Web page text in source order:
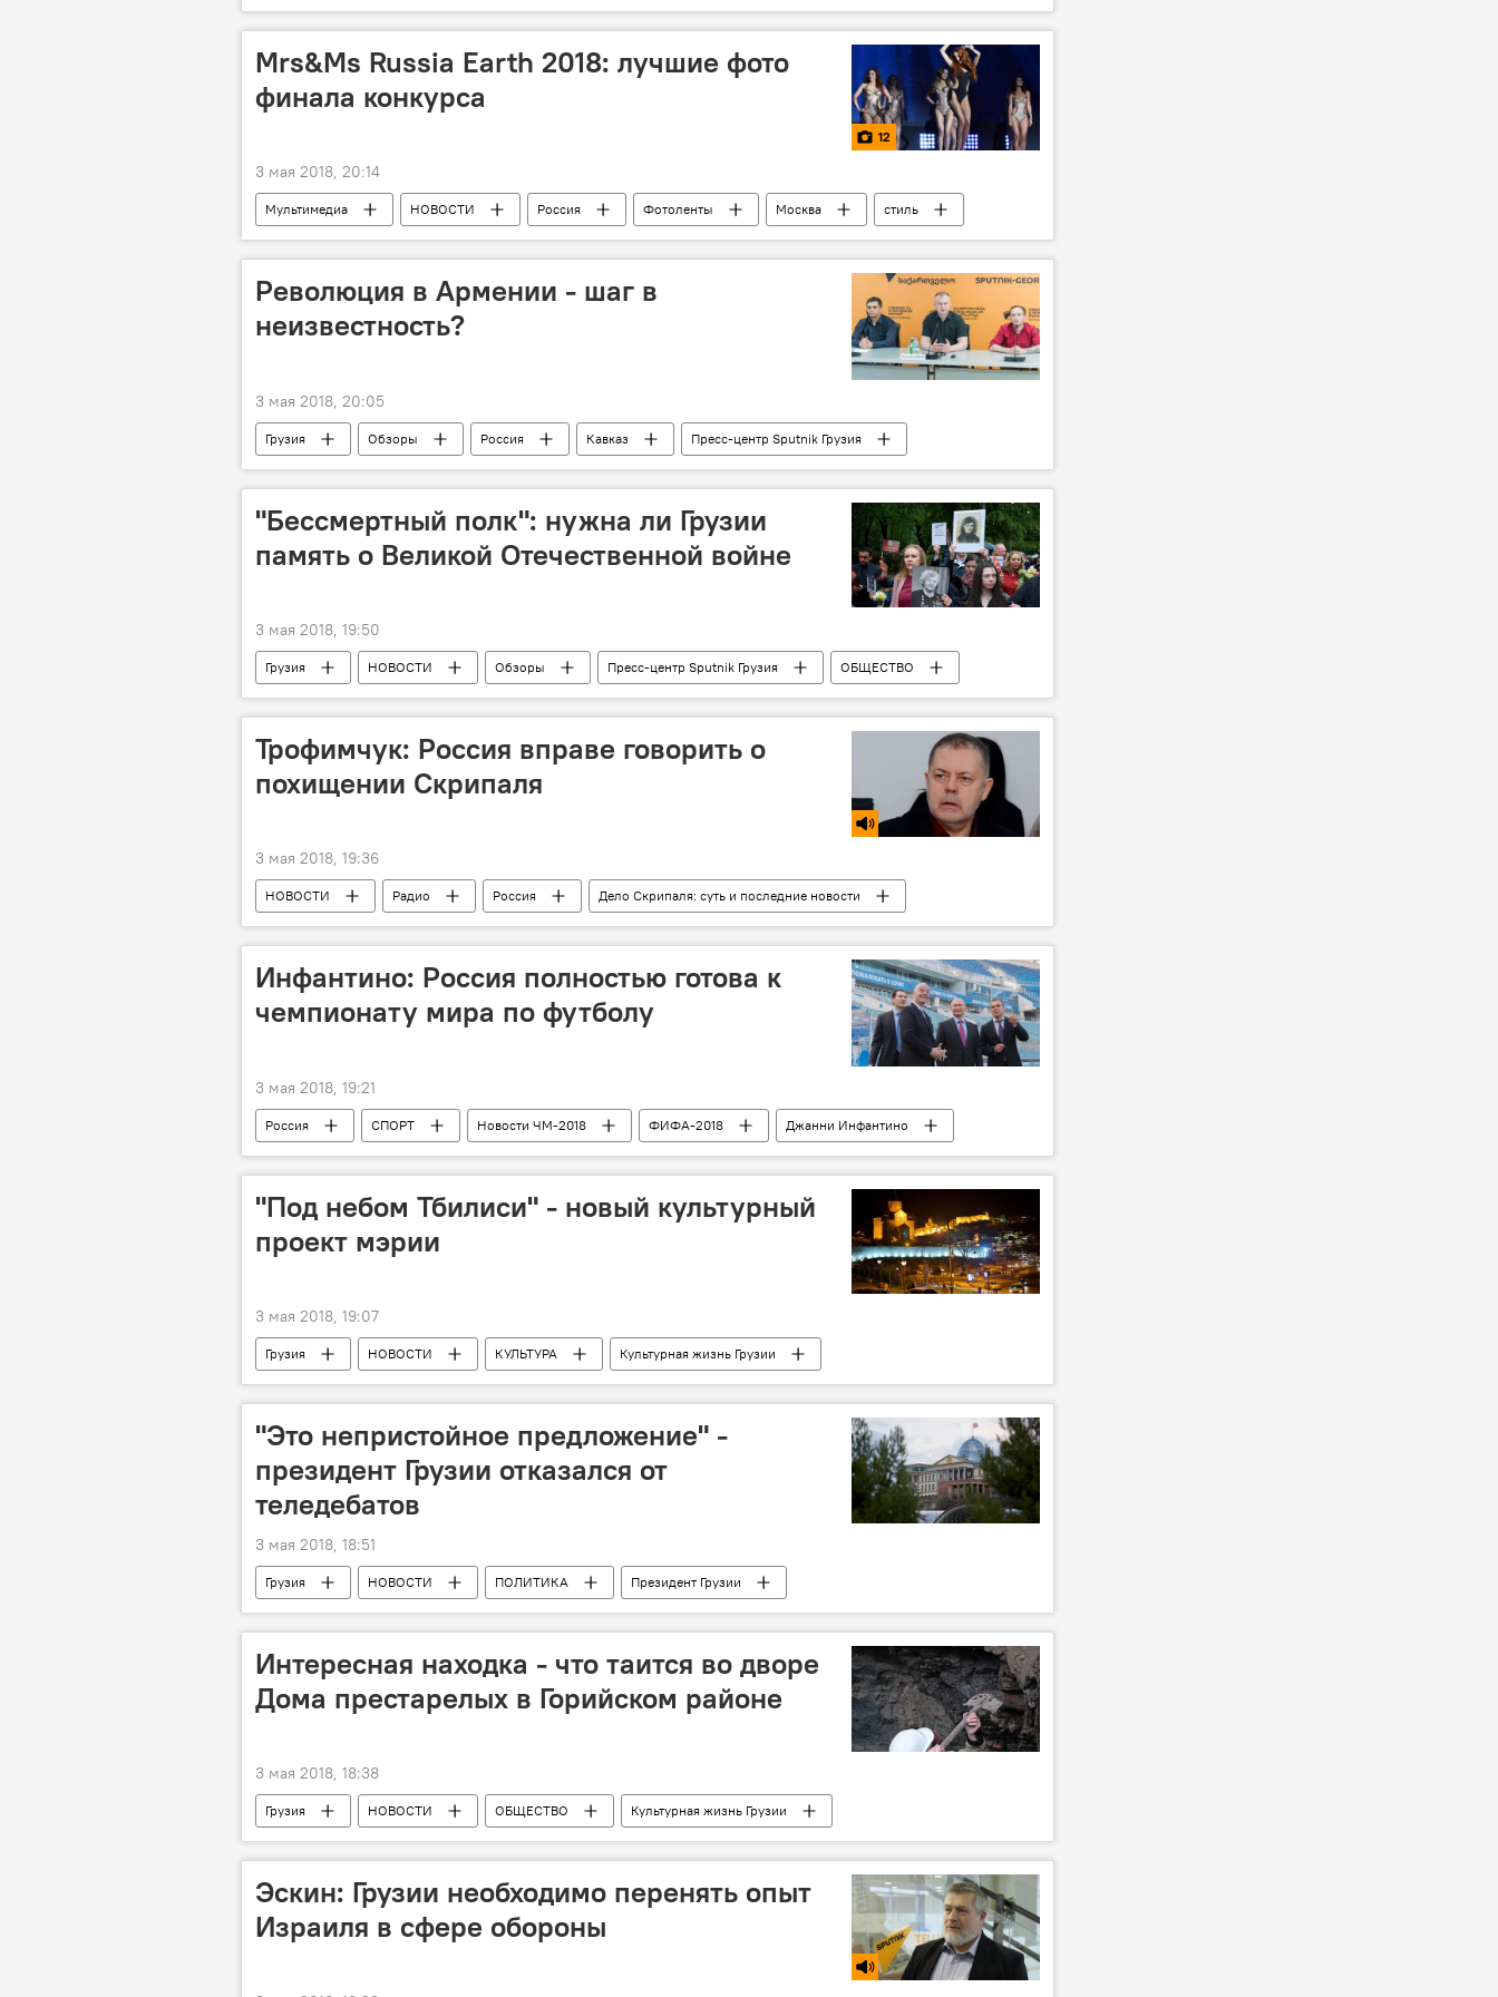
Армен Саркисян
Грузино-армянские отношения
Mrs&Ms Russia Earth 2018: лучшие фото
финала конкурса
12
3 мая 2018, 20:14
Мультимедиа НОВОСТИ Россия Фотоленты Москва
стиль
конкурс красоты
новости в фотографиях
Революция в Армении - шаг в
неизвестность?
3 мая 2018, 20:05
Грузия Обзоры Россия Кавказ
Пресс-центр Sputnik Грузия
ПОЛИТИКА
ОБЩЕСТВО АНАЛИТИКА
Армения
"Бессмертный полк": нужна ли Грузии
память о Великой Отечественной войне
3 мая 2018, 19:50
Грузия НОВОСТИ Обзоры Пресс-центр Sputnik Грузия
ОБЩЕСТВО
АНАЛИТИКА
День Победы 9 мая 2018 в Тбилиси
Акция "Бессмертный полк"
Трофимчук: Россия вправе говорить о
похищении Скрипаля
3 мая 2018, 19:36
НОВОСТИ Радио Россия Дело Скрипаля: суть и последние новости
Инфантино: Россия полностью готова к
чемпионату мира по футболу
3 мая 2018, 19:21
Россия СПОРТ Новости ЧМ-2018 ФИФА-2018
Джанни Инфантино
ФИФА
Чемпионат мира по футболу Владимир Путин
"Под небом Тбилиси" - новый культурный
проект мэрии
3 мая 2018, 19:07
Грузия НОВОСТИ КУЛЬТУРА
Культурная жизнь Грузии
Преобразование Тбилиси
Каха Каладзе Мэрия Тбилиси
искусство
"Это непристойное предложение" -
президент Грузии отказался от
теледебатов
3 мая 2018, 18:51
Грузия НОВОСТИ ПОЛИТИКА
Президент Грузии
Президент Грузии в парламенте
Георгий Маргвелашвили
Арчил Талаквадзе
Парламент Грузии
Интересная находка - что таится во дворе
Дома престарелых в Горийском районе
3 мая 2018, 18:38
Грузия НОВОСТИ ОБЩЕСТВО
Культурная жизнь Грузии
Горийский район
Хурвалети Горийский этнографический музей
Эскин: Грузии необходимо перенять опыт
Израиля в сфере обороны